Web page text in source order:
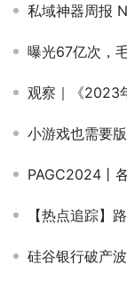
私域神器周报
曝光67亿次，毛
观察｜《2023
小游戏也需要
PAGC2024丨各行业
【热点追踪】路易
硅谷银行破产波及中